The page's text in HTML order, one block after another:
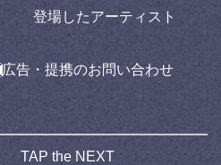
登場したアーティスト
広告・提携のお問い合わせ
TAP the NEXT